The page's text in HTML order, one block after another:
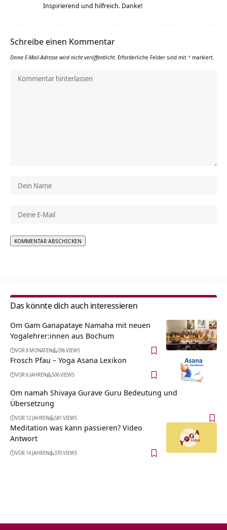
Inspirierend und hilfreich. Danke!
Schreibe einen Kommentar
Deine E-Mail-Adresse wird nicht veröffentlicht. Erforderliche Felder sind mit * markiert.
Das könnte dich auch interessieren
Om Gam Ganapataye Namaha mit neuen
Yogalehrer:innen aus Bochum
VOR 8 MONATEN 296 VIEWS
Frosch Pfau – Yoga Asana Lexikon
VOR 6 JAHREN 506 VIEWS
Om namah Shivaya Gurave Guru Bedeutung und
Übersetzung
VOR 12 JAHREN 581 VIEWS
Meditation was kann passieren? Video
Antwort
VOR 14 JAHREN 370 VIEWS